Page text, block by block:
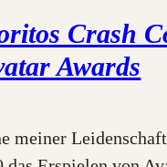
Crash
Awards
meiner